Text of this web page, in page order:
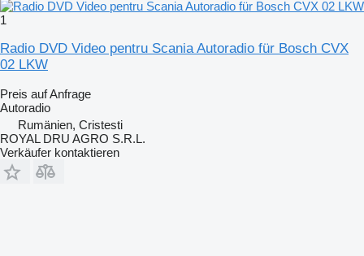
1
Radio DVD Video pentru Scania Autoradio für Bosch CVX
02 LKW
Preis auf Anfrage
Autoradio
Rumänien, Cristesti
ROYAL DRU AGRO S.R.L.
Verkäufer kontaktieren